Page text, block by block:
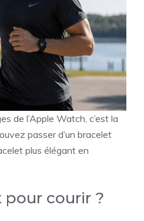
de l’Apple Watch, c’est la
passer d’un bracelet
plus élégant en
pour courir ?